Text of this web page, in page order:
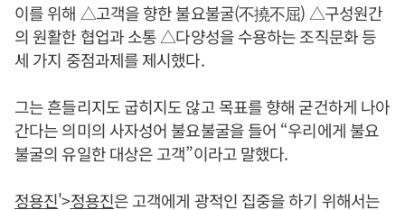
이를 위해 △고객을 향한 불요불굴(不撓不屈) △구성원간
의 원활한 협업과 소통 △다양성을 수용하는 조직문화 등
세 가지 중점과제를 제시했다.
그는 흔들리지도 굽히지도 않고 목표를 향해 굳건하게 나아
간다는 의미의 사자성어 불요불굴을 들어 “우리에게 불요
불굴의 유일한 대상은 고객”이라고 말했다.
정용진'>정용진은 고객에게 광적인 집중을 하기 위해서는